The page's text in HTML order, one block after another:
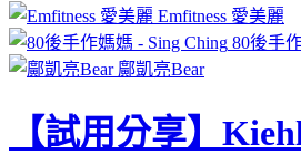
Emfitness 愛美麗
80後手
鄺凱亮Bear
【試用分享】